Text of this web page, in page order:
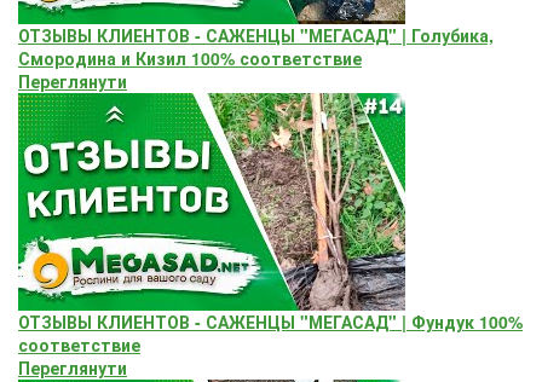
ОТЗЫВЫ КЛИЕНТОВ - САЖЕНЦЫ "МЕГАСАД" | Голубика,
Смородина и Кизил 100% соответствие
Переглянути
ОТЗЫВЫ КЛИЕНТОВ - САЖЕНЦЫ "МЕГАСАД" | Фундук 100%
соответствие
Переглянути